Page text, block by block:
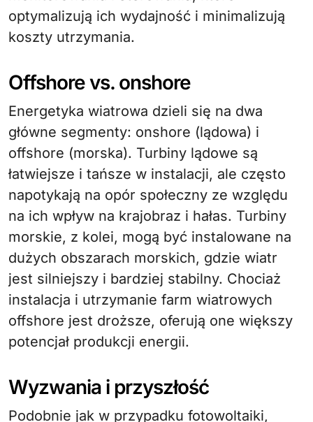
optymalizują ich wydajność i minimalizują
koszty utrzymania.
Offshore vs. onshore
Energetyka wiatrowa dzieli się na dwa
główne segmenty: onshore (lądowa) i
offshore (morska). Turbiny lądowe są
łatwiejsze i tańsze w instalacji, ale często
napotykają na opór społeczny ze względu
na ich wpływ na krajobraz i hałas. Turbiny
morskie, z kolei, mogą być instalowane na
dużych obszarach morskich, gdzie wiatr
jest silniejszy i bardziej stabilny. Chociaż
instalacja i utrzymanie farm wiatrowych
offshore jest droższe, oferują one większy
potencjał produkcji energii.
Wyzwania i przyszłość
Podobnie jak w przypadku fotowoltaiki,